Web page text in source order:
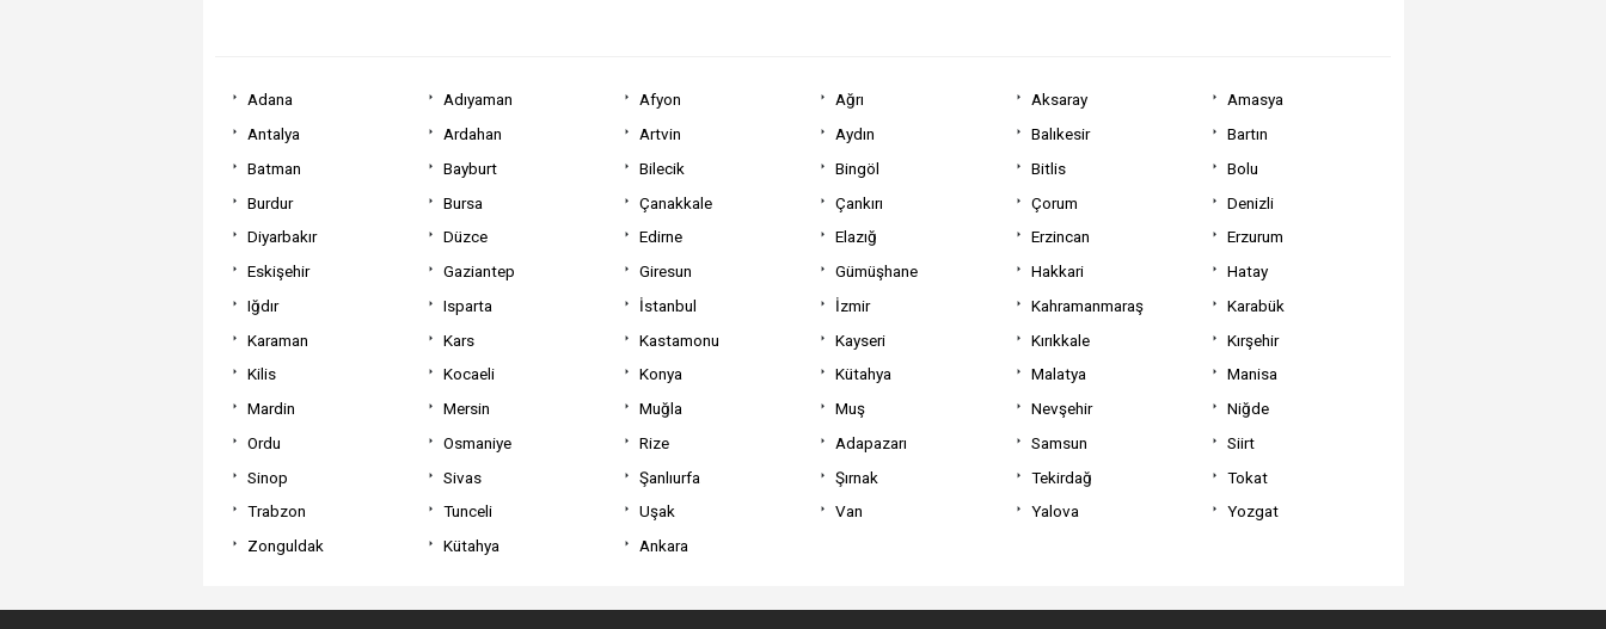
Adana Adıyaman Afyon Ağrı Aksaray
Amasya
Antalya
Ardahan Artvin Aydın Balıkesir
Bartın
Batman
Bayburt Bilecik Bingöl Bitlis
Bolu
Burdur
Bursa Çanakkale Çankırı Çorum
Denizli
Diyarbakır
Düzce Edirne Elazığ Erzincan
Erzurum
Eskişehir
Gaziantep Giresun Gümüşhane Hakkari
Hatay
Iğdır
Isparta İstanbul İzmir Kahramanmaraş
Karabük
Karaman
Kars Kastamonu Kayseri Kırıkkale
Kırşehir
Kilis
Kocaeli Konya Kütahya Malatya
Manisa
Mardin
Mersin Muğla Muş Nevşehir
Niğde
Ordu
Osmaniye Rize Adapazarı Samsun
Siirt
Sinop
Sivas Şanlıurfa Şırnak Tekirdağ
Tokat
Trabzon
Tunceli Uşak Van Yalova
Yozgat
Zonguldak
Kütahya Ankara